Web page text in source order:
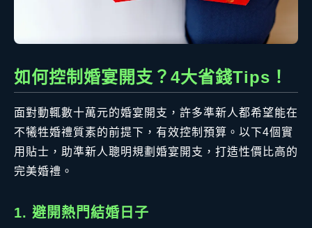
如何控制婚宴開支？4大省錢Tips！
面對動輒數十萬元的婚宴開支，許多準新人都希望能在
不犧牲婚禮質素的前提下，有效控制預算。以下4個實
用貼士，助準新人聰明規劃婚宴開支，打造性價比高的
完美婚禮。
1. 避開熱門結婚日子